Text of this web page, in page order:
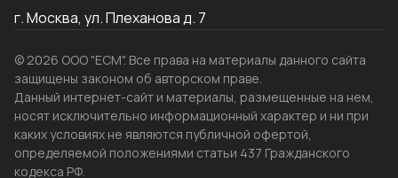
г. Москва, ул. Плеханова д. 7
© 2026 ООО "ЕСМ". Все права на материалы данного сайта
защищены законом об авторском праве.
Данный интернет-сайт и материалы, размещенные на нем,
носят исключительно информационный характер и ни при
каких условиях не являются публичной офертой,
определяемой положениями статьи 437 Гражданского
кодекса РФ.